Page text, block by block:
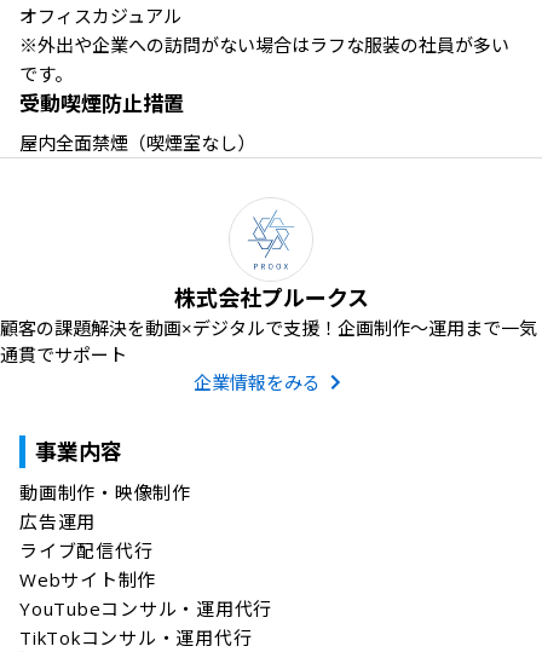
オフィスカジュアル
※外出や企業への訪問がない場合はラフな服装の社員が多い
です。
受動喫煙防止措置
屋内全面禁煙（喫煙室なし）
株式会社プルークス
顧客の課題解決を動画×デジタルで支援！企画制作〜運用まで一気
通貫でサポート
企業情報をみる
事業内容
動画制作・映像制作
広告運用
ライブ配信代行
Webサイト制作
YouTubeコンサル・運用代行
TikTokコンサル・運用代行